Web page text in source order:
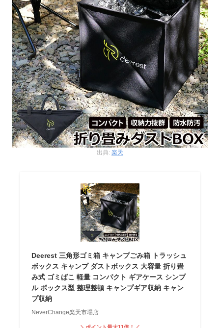
出典: 楽天
Deerest 三角形ゴミ箱 キャンプごみ箱 トラッシュ
ボックス キャンプ ダストボックス 大容量 折り畳
み式 ゴミばこ 軽量 コンパクト ギアケース シンプ
ル ボックス型 整理整頓 キャンプギア収納 キャン
プ収納
NeverChange楽天市場店